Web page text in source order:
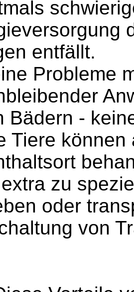
entfällt.
Probleme
Bädern -
Tiere
zu
oder
von